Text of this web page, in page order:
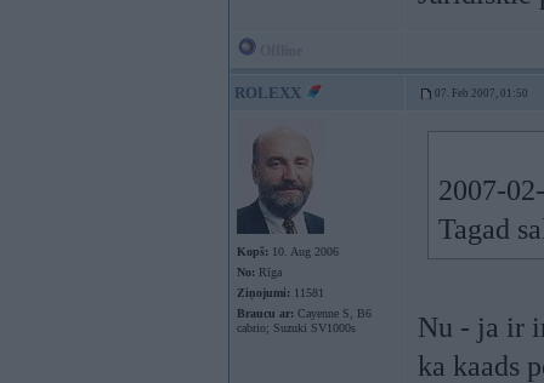
ROLEXX 07. Feb 2007, 01:50
Kopš: 10. Aug 2006
No: Rīga
Ziņojumi: 11581
Braucu ar: Cayenne S, B6
cabrio; Suzuki SV1000s
2007-
Tagad
Nu - ja ir
ka kaads